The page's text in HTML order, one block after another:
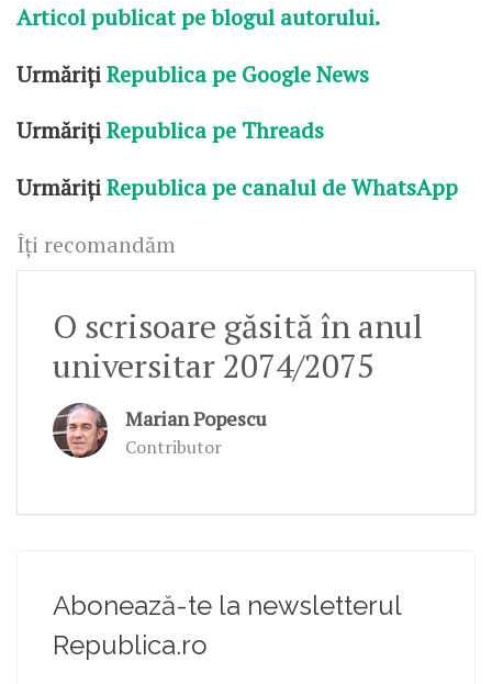
Articol publicat pe blogul autorului.
UrmărițiRepublica pe Google News
UrmărițiRepublica pe Threads
UrmărițiRepublica pe canalul de WhatsApp
Îți recomandăm
O scrisoare găsită în anul
universitar 2074/2075
Marian Popescu
Contributor
Abonează-te la newsletterul
Republica.ro